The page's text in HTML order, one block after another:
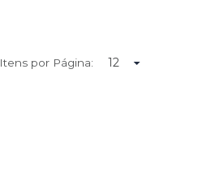
Itens por Página: